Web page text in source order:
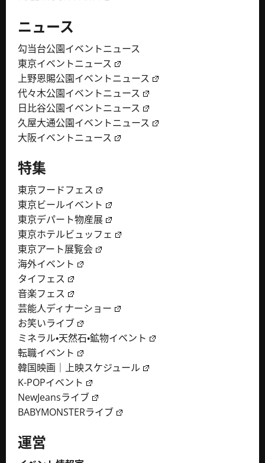
ニュース
勾当台公園イベントニュース
東京イベントニュース
上野恩賜公園イベントニュース
代々木公園イベントニュース
日比谷公園イベントニュース
久屋大通公園イベントニュース
大阪イベントニュース
特集
東京フードフェス
東京ビールイベント
東京デパート物産展
東京ホテルビュッフェ
東京アート展覧会
海外イベント
タイフェス
音楽フェス
芸能人ディナーショー
お笑いライブ
ミネラル・天然石・鉱物イベント
転職イベント
韓国映画｜上映スケジュール
K-POPイベント
NewJeansライブ
BABYMONSTERライブ
運営